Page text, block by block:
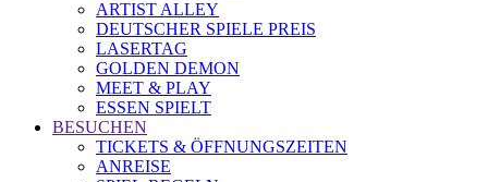
ARTIST ALLEY
DEUTSCHER SPIELE PREIS
LASERTAG
GOLDEN DEMON
MEET & PLAY
ESSEN SPIELT
BESUCHEN
TICKETS & ÖFFNUNGSZEITEN
ANREISE